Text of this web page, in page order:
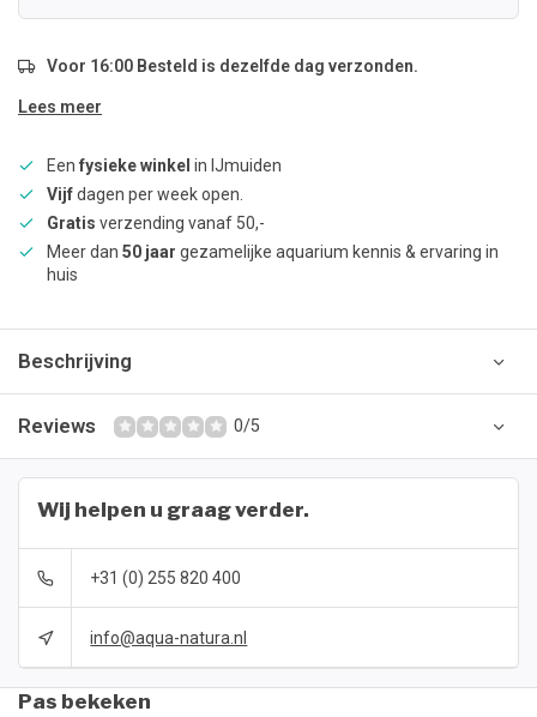
Voor 16:00 Besteld is dezelfde dag verzonden.
Lees meer
Een fysieke winkel in IJmuiden
Vijfdagen per week open.
Gratis verzending vanaf 50,-
Meer dan 50 jaar gezamelijke aquarium kennis & ervaring in
huis
Beschrijving
Reviews 0/5
Wij helpen u graag verder.
+31 (0) 255 820 400
info@aqua-natura.nl
Pas bekeken